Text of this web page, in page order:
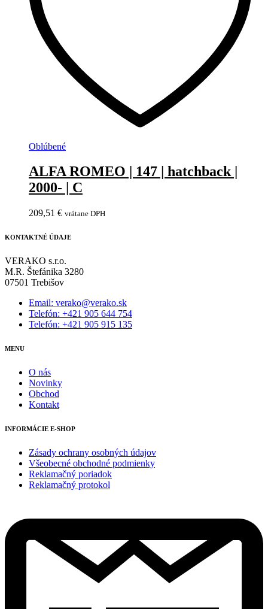
Oblúbené
ALFA ROMEO | 147 | hatchback |
2000- | C
209,51 € vrátane DPH
KONTAKTNÉ ÚDAJE
VERAKO s.r.o.
M.R. Štefánika 3280
07501 Trebišov
Email: verako@verako.sk
Telefón: +421 905 644 754
Telefón: +421 905 915 135
MENU
O nás
Novinky
Obchod
Kontakt
INFORMÁCIE E-SHOP
Zásady ochrany osobných údajov
Všeobecné obchodné podmienky
Reklamačný poriadok
Reklamačný protokol